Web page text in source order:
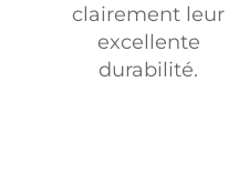
clairement leur
excellente
durabilité.